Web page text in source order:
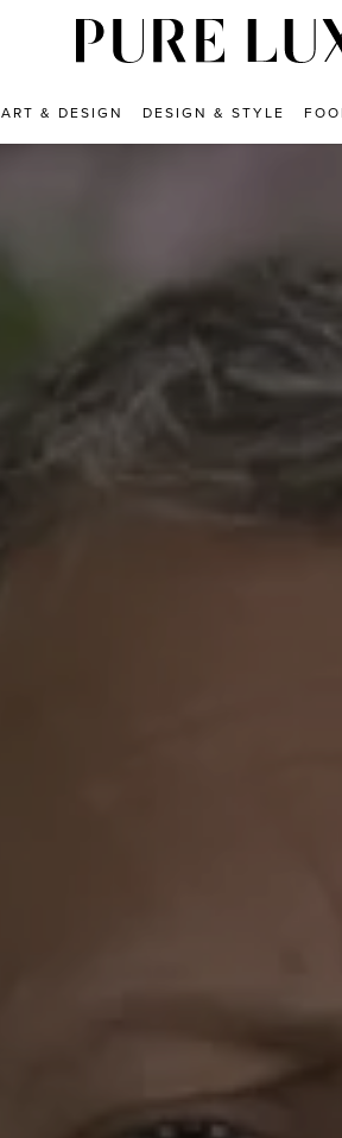
ART & DESIGN DESIGN & STYLE